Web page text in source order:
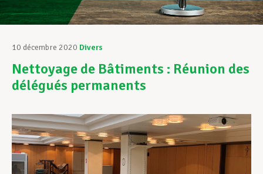
Assistance au Travail
Vos droits
Assistance en vie privée
Développement professionnel
10 décembre 2020 Divers
Nettoyage de Bâtiments : Réunion des
délégués permanents